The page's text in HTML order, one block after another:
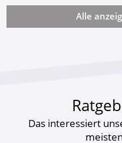
darf Geld behalten!
Alle
Das interessiert
meisten